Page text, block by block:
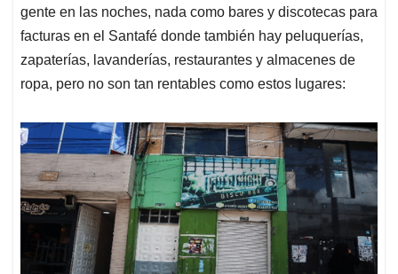
gente en las noches, nada como bares y discotecas para
facturas en el Santafé donde también hay peluquerías,
zapaterías, lavanderías, restaurantes y almacenes de
ropa, pero no son tan rentables como estos lugares: